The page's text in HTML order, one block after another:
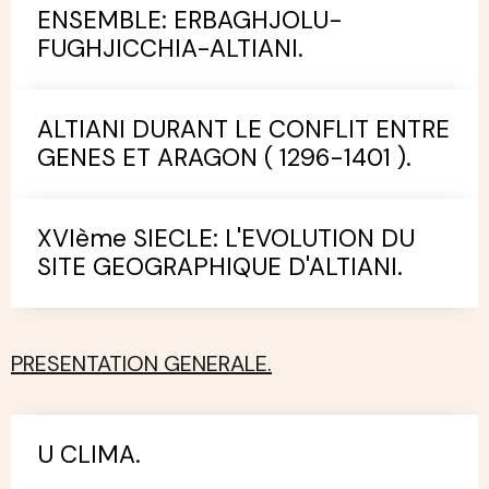
ENSEMBLE: ERBAGHJOLU-
FUGHJICCHIA-ALTIANI.
ALTIANI DURANT LE CONFLIT ENTRE
GENES ET ARAGON ( 1296-1401 ).
XVIème SIECLE: L'EVOLUTION DU
SITE GEOGRAPHIQUE D'ALTIANI.
PRESENTATION GENERALE.
U CLIMA.